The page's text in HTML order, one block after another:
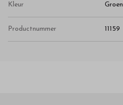
Kleur Groen
Productnummer 11159